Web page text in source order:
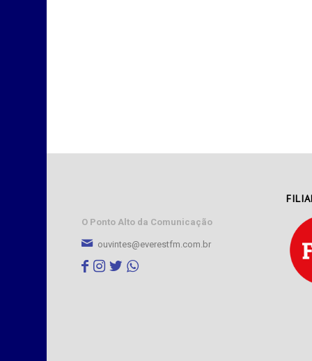
O Ponto Alto da Comunicação
ouvintes@everestfm.com.br